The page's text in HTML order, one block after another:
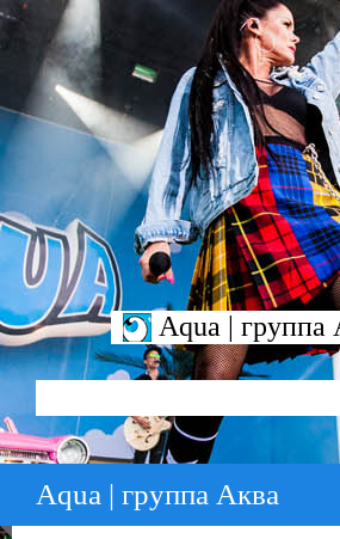
Aqua | группа
Aqua | группа Аква